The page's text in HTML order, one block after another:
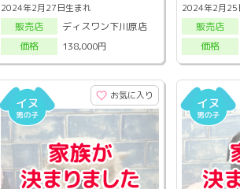
2024年2月27日生まれ
販売店
ディスワン下川原店
価格
138,000円
2024年2月25
販売店
価格
お気に入り